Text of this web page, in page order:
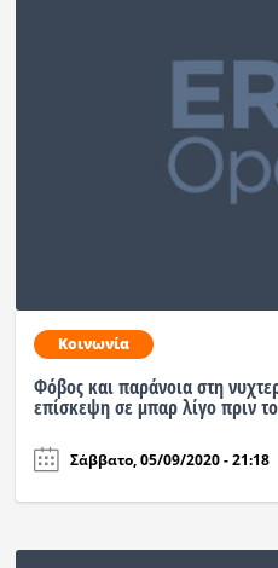
Κοινωνία
Φόβος και παράνοια στη
επίσκεψη σε μπαρ λίγο πριν
Σάββατο, 05/09/2020 - 21:18